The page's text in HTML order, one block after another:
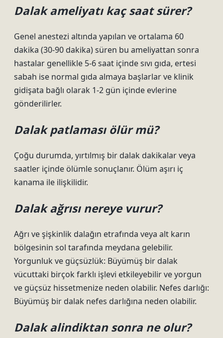
Dalak ameliyatı kaç saat sürer?
Genel anestezi altında yapılan ve ortalama 60
dakika (30-90 dakika) süren bu ameliyattan sonra
hastalar genellikle 5-6 saat içinde sıvı gıda, ertesi
sabah ise normal gıda almaya başlarlar ve klinik
gidişata bağlı olarak 1-2 gün içinde evlerine
gönderilirler.
Dalak patlaması ölür mü?
Çoğu durumda, yırtılmış bir dalak dakikalar veya
saatler içinde ölümle sonuçlanır. Ölüm aşırı iç
kanama ile ilişkilidir.
Dalak ağrısı nereye vurur?
Ağrı ve şişkinlik dalağın etrafında veya alt karın
bölgesinin sol tarafında meydana gelebilir.
Yorgunluk ve güçsüzlük: Büyümüş bir dalak
vücuttaki birçok farklı işlevi etkileyebilir ve yorgun
ve güçsüz hissetmenize neden olabilir. Nefes darlığı:
Büyümüş bir dalak nefes darlığına neden olabilir.
Dalak alindiktan sonra ne olur?